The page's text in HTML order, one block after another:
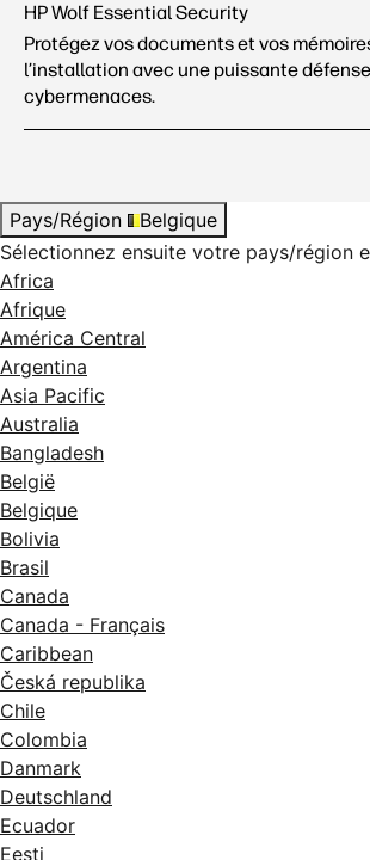
HP Wolf Essential Security
Protégez vos documents et vos
l’installation avec une puissante
cybermenaces.
Pays/Région
Belgique
Sélectionnez ensuite votre pays/région
Africa
Afrique
América Central
Argentina
Asia Pacific
Australia
Bangladesh
België
Belgique
Bolivia
Brasil
Canada
Canada - Français
Caribbean
Česká republika
Chile
Colombia
Danmark
Deutschland
Ecuador
Eesti